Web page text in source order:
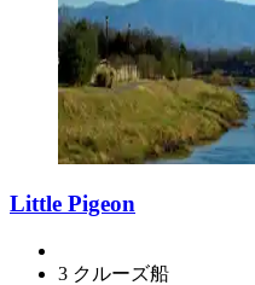
Little Pigeon
3 クルーズ船